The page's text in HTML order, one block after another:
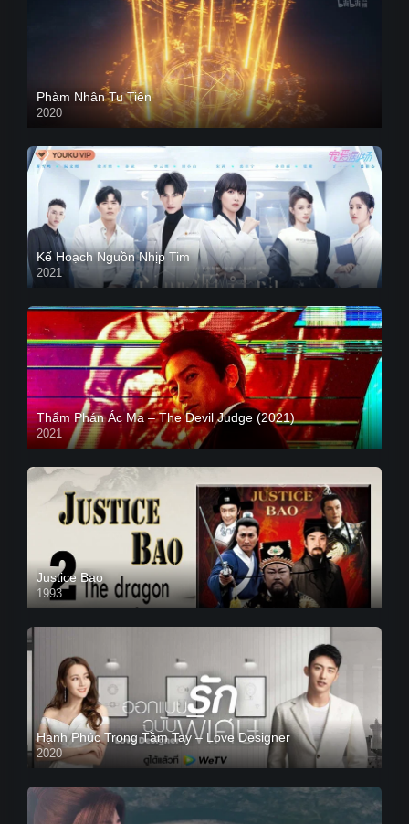
Phàm Nhân Tu Tiên
2020
Kế Hoạch Nguồn Nhịp Tim
2021
Thẩm Phán Ác Ma – The Devil Judge (2021)
2021
Justice Bao
1993
Hạnh Phúc Trong Tầm Tay – Love Designer
2020